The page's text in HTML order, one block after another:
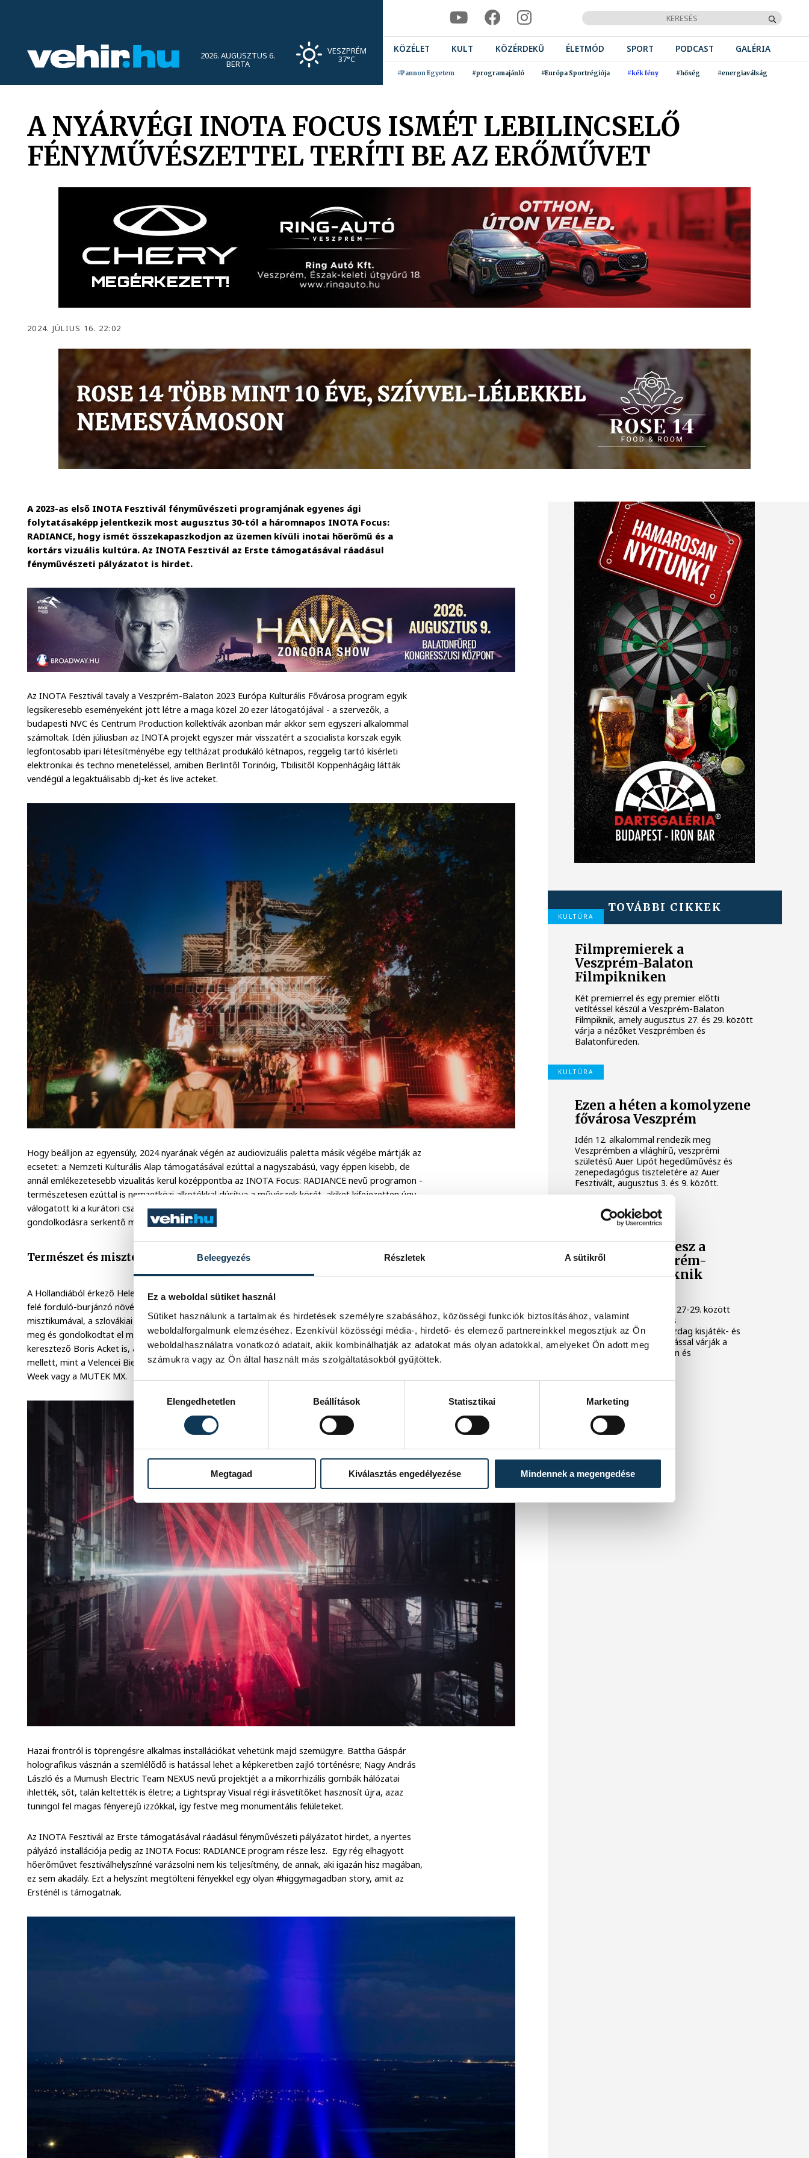
Beleegyezés Részletek A sütikről
Ez a weboldal sütiket használ
Sütiket használunk a tartalmak és hirdetések személyre szabásához, közösségi funkciók biztosításához, valamint
weboldalforgalmunk elemzéséhez. Ezenkívül közösségi média-, hirdető- és elemező partnereinkkel megosztjuk az Ön
weboldalhasználatra vonatkozó adatait, akik kombinálhatják az adatokat más olyan adatokkal, amelyeket Ön adott meg
számukra vagy az Ön által használt más szolgáltatásokból gyűjtöttek.
Elengedhetetlen
Beállítások Statisztikai Marketing
Megtagad Kiválasztás engedélyezése Mindennek a megengedése
2026. AUGUSZTUS 6.
BERTA
VESZPRÉM
37°C
KÖZÉLET KULT KÖZÉRDEKŰ ÉLETMÓD SPORT PODCAST GALÉRIA
#Pannon Egyetem #programajánló #Európa Sportrégiója #kék fény #hőség #energiaválság
A NYÁRVÉGI INOTA FOCUS ISMÉT LEBILINCSELŐ
FÉNYMŰVÉSZETTEL TERÍTI BE AZ ERŐMŰVET
2024. JÚLIUS 16. 22:02
A 2023-as első INOTA Fesztivál fényművészeti programjának egyenes ági
folytatásaképp jelentkezik most augusztus 30-tól a háromnapos INOTA Focus:
RADIANCE, hogy ismét összekapaszkodjon az üzemen kívüli inotai hőerőmű és a
kortárs vizuális kultúra. Az INOTA Fesztivál az Erste támogatásával ráadásul
fényművészeti pályázatot is hirdet.
Az INOTA Fesztivál tavaly a Veszprém-Balaton 2023 Európa Kulturális Fővárosa program egyik
legsikeresebb eseményeként jött létre a maga közel 20 ezer látogatójával - a szervezők, a
budapesti NVC és Centrum Production kollektívák azonban már akkor sem egyszeri alkalommal
számoltak. Idén júliusban az INOTA projekt egyszer már visszatért a szocialista korszak egyik
legfontosabb ipari létesítményébe egy teltházat produkáló kétnapos, reggelig tartó kísérleti
elektronikai és techno meneteléssel, amiben Berlintől Torinóig, Tbilisitől Koppenhágáig látták
vendégül a legaktuálisabb dj-ket és live acteket.
Hogy beálljon az egyensúly, 2024 nyarának végén az audiovizuális paletta másik végébe mártják az
ecsetet: a Nemzeti Kulturális Alap támogatásával ezúttal a nagyszabású, vagy éppen kisebb, de
annál emlékezetesebb vizualitás kerül középpontba az INOTA Focus: RADIANCE nevű programon -
természetesen ezúttal is nemzetközi alkotókkal dúsítva a művészek körét, akiket kifejezetten úgy
válogatott ki a kurátori csapat, hogy a már önmagában is látványos rozsdaövezetet
gondolkodásra serkentő művek lepjék el.
Természet és misztérium, jelen-élmények és jövőfilozófiák
A Hollandiából érkező Helen Blanken HELIOTROPE installációjának mozgó pengéit például a Nap
felé forduló-burjánzó növények ihlették, a barceloniai MAREO a hűtőtornyok belsejét béleli ki vakító
misztikumával, a szlovákiai AUSGANG Studio pedig az evolúció egy magasabb rendű formáját idézi
meg és gondolkodtat el minket a nem túl távoli jövőnkről. De velünk lesz a számos művészeti ágat
keresztező Boris Acket is, aki olyan jelentős intézmények és fesztiválok után állít ki Várpalota
mellett, mint a Velencei Biennálé, a Dark Matter Berlin, az Amsterdam Dance Event, a Paris Fashion
Week vagy a MUTEK MX.
Hazai frontról is töprengésre alkalmas installációkat vehetünk majd szemügyre. Battha Gáspár
holografikus vásznán a szemlélődő is hatással lehet a képkeretben zajló történésre; Nagy András
László és a Mumush Electric Team NEXUS nevű projektjét a a mikorrhizális gombák hálózatai
ihlették, sőt, talán keltették is életre; a Lightspray Visual régi írásvetítőket hasznosít újra, azaz
tuningol fel magas fényerejű izzókkal, így festve meg monumentális felületeket.
Az INOTA Fesztivál az Erste támogatásával ráadásul fényművészeti pályázatot hirdet, a nyertes
pályázó installációja pedig az INOTA Focus: RADIANCE program része lesz. Egy rég elhagyott
hőerőművet fesztiválhelyszínné varázsolni nem kis teljesítmény, de annak, aki igazán hisz magában,
ez sem akadály. Ezt a helyszínt megtölteni fényekkel egy olyan #higgymagadban story, amit az
Ersténél is támogatnak.
TOVÁBBI CIKKEK
KULTÚRA
Filmpremierek a
Veszprém-Balaton
Filmpikniken
Két premierrel és egy premier előtti
vetítéssel készül a Veszprém-Balaton
Filmpiknik, amely augusztus 27. és 29. között
várja a nézőket Veszprémben és
Balatonfüreden.
KULTÚRA
Ezen a héten a komolyzene
fővárosa Veszprém
Idén 12. alkalommal rendezik meg
Veszprémben a világhírű, veszprémi
születésű Auer Lipót hegedűművész és
zenepedagógus tiszteletére az Auer
Fesztivált, augusztus 3. és 9. között.
Osvárt Andrea lesz a
megújult Veszprém-
Balaton Filmpiknik
A Filmpikniken augusztus 27-29. között
csaknem hatvan játék- és
dokumentumfilmmel, gazdag kisjáték- és
animációs filmes válogatással várják a
közönséget Veszprémben és